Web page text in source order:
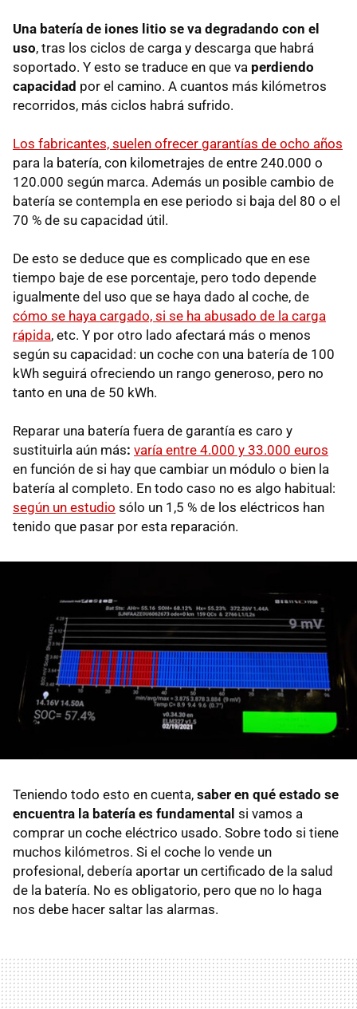
Una batería de iones litio se va degradando con el
uso, tras los ciclos de carga y descarga que habrá
soportado. Y esto se traduce en que va perdiendo
capacidad por el camino. A cuantos más kilómetros
recorridos, más ciclos habrá sufrido.
Los fabricantes, suelen ofrecer garantías de ocho años
para la batería, con kilometrajes de entre 240.000 o
120.000 según marca. Además un posible cambio de
batería se contempla en ese periodo si baja del 80 o el
70 % de su capacidad útil.
De esto se deduce que es complicado que en ese
tiempo baje de ese porcentaje, pero todo depende
igualmente del uso que se haya dado al coche, de
cómo se haya cargado, si se ha abusado de la carga
rápida, etc. Y por otro lado afectará más o menos
según su capacidad: un coche con una batería de 100
kWh seguirá ofreciendo un rango generoso, pero no
tanto en una de 50 kWh.
Reparar una batería fuera de garantía es caro y
sustituirla aún más: varía entre 4.000 y 33.000 euros
en función de si hay que cambiar un módulo o bien la
batería al completo. En todo caso no es algo habitual:
según un estudio sólo un 1,5 % de los eléctricos han
tenido que pasar por esta reparación.
Teniendo todo esto en cuenta, saber en qué estado se
encuentra la batería es fundamental si vamos a
comprar un coche eléctrico usado. Sobre todo si tiene
muchos kilómetros. Si el coche lo vende un
profesional, debería aportar un certificado de la salud
de la batería. No es obligatorio, pero que no lo haga
nos debe hacer saltar las alarmas.